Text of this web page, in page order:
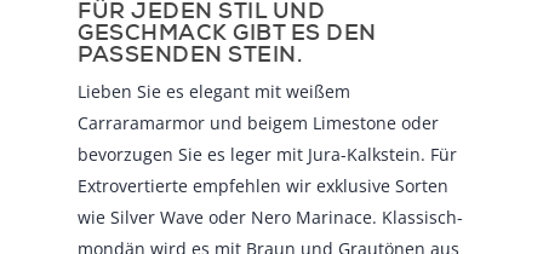
FÜR JEDEN STIL UND
GESCHMACK GIBT ES DEN
PASSENDEN STEIN.
Lieben Sie es elegant mit weißem
Carraramarmor und beigem Limestone oder
bevorzugen Sie es leger mit Jura-Kalkstein. Für
Extrovertierte empfehlen wir exklusive Sorten
wie Silver Wave oder Nero Marinace. Klassisch-
mondän wird es mit Braun und Grautönen aus